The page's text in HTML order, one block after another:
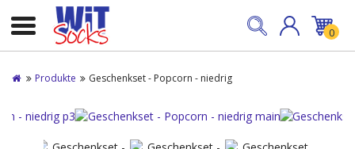
0
Produkte Geschenkset - Popcorn - niedrig